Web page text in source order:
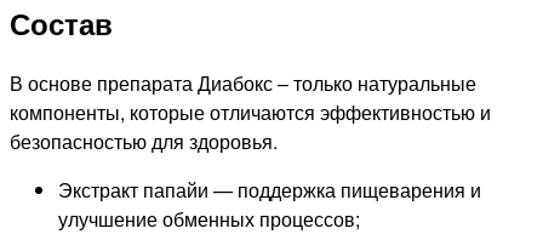
Состав
В основе препарата Диабокс – только натуральные
компоненты, которые отличаются эффективностью и
безопасностью для здоровья.
Экстракт папайи — поддержка пищеварения и
улучшение обменных процессов;